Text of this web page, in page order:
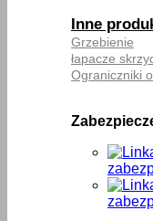
Inne
Grzebienie
łapacze
Ograniczniki